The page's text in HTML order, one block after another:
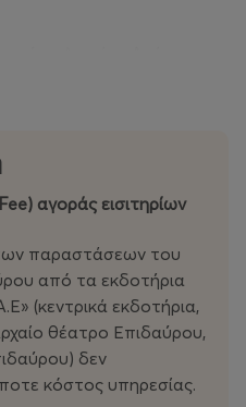
αγοράς εισιτηρίων
παραστάσεων του
από τα εκδοτήρια
(κεντρικά εκδοτήρια,
θέατρο Επιδαύρου,
δεν
κόστος υπηρεσίας.